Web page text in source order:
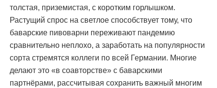
толстая, приземистая, с коротким горлышком.
Растущий спрос на светлое способствует тому, что
баварские пивоварни переживают пандемию
сравнительно неплохо, а заработать на популярности
сорта стремятся коллеги по всей Германии. Многие
делают это «в соавторстве» с баварскими
партнёрами, рассчитывая сохранить важный многим